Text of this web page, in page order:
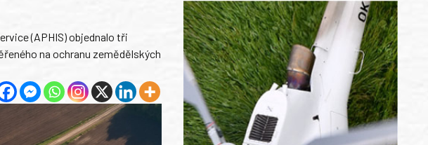
(APHIS) objednalo tři
na ochranu zemědělských